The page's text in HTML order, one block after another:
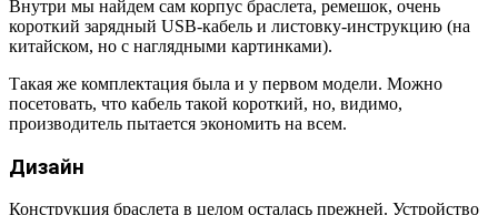
Внутри мы найдем сам корпус браслета, ремешок, очень
короткий зарядный USB-кабель и листовку-инструкцию (на
китайском, но с наглядными картинками).
Такая же комплектация была и у первом модели. Можно
посетовать, что кабель такой короткий, но, видимо,
производитель пытается экономить на всем.
Дизайн
Конструкция браслета в целом осталась прежней. Устройство